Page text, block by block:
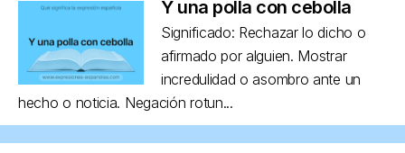
Y una polla con cebolla
Significado: Rechazar lo dicho o
afirmado por alguien. Mostrar
incredulidad o asombro ante un
hecho o noticia. Negación rotun...